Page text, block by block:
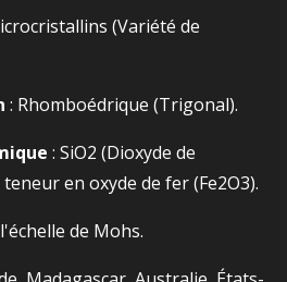
(Variété de
: Rhomboédrique (Trigonal).
: SiO2​ (Dioxyde de
en oxyde de fer (Fe2​O3​).
de Mohs.